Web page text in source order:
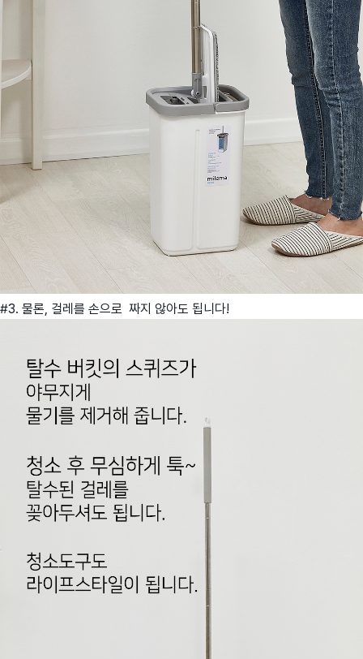
#3. 물론, 걸레를 손으로 짜지 않아도 됩니다!